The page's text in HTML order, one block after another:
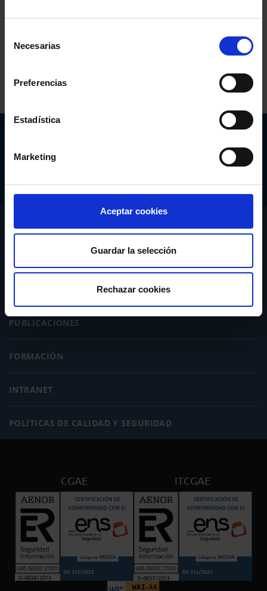
Necesarias
Preferencias
Estadística
Marketing
Aceptar cookies
Guardar la selección
Rechazar cookies
Comparte:
PUBLICACIONES
FORMACIÓN
INTRANET
POLÍTICAS DE CALIDAD Y SEGURIDAD
CGAE ITCGAE